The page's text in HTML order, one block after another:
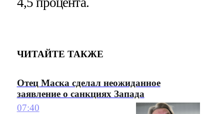
ЧИТАЙТЕ ТАКЖЕ
Отец Маска сделал неожиданное
заявление о санкциях Запада
07:40